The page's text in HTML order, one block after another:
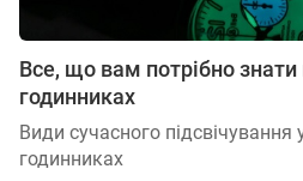
Все, що вам потрібно знати
годинниках
Види сучасного підсвічування
годинниках